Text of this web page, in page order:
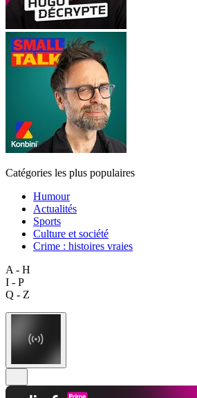
Catégories les plus populaires
Humour
Actualités
Sports
Culture et société
Crime : histoires vraies
A - H
I - P
Q - Z